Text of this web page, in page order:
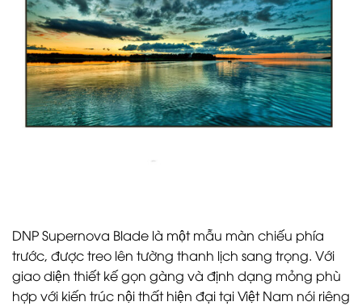
DNP Supernova Blade là một mẫu màn chiếu phía
trước, được treo lên tường thanh lịch sang trọng. Với
giao diện thiết kế gọn gàng và định dạng mỏng phù
hợp với kiến trúc nội thất hiện đại tại Việt Nam nói riêng